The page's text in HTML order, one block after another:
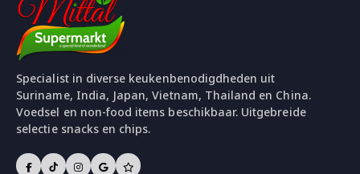
Specialist in diverse keukenbenodigdheden uit
Suriname, India, Japan, Vietnam, Thailand en China.
Voedsel en non-food items beschikbaar. Uitgebreide
selectie snacks en chips.